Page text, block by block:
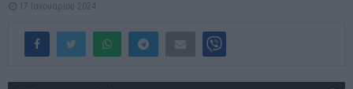
17 Ιανουαρίου 2024